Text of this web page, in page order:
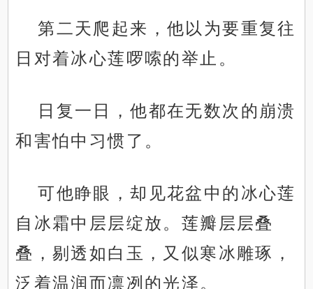
第二天爬起来，他以为要重复往
日对着冰心莲啰嗦的举止。
日复一日，他都在无数次的崩溃
和害怕中习惯了。
可他睁眼，却见花盆中的冰心莲
自冰霜中层层绽放。莲瓣层层叠
叠，剔透如白玉，又似寒冰雕琢，
泛着温润而凛冽的光泽。